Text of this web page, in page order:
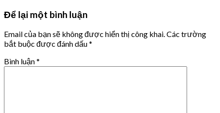
Để lại một bình luận
Email của bạn sẽ không được hiển thị công khai.Các trường
bắt buộc được đánh dấu*
Bình luận*